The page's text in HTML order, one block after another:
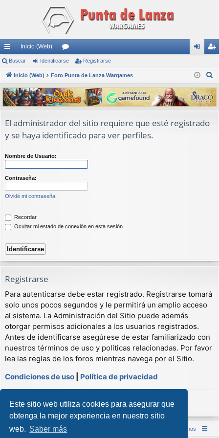
Este sitio web utiliza cookies para asegurar que
obtenga la mejor experiencia en nuestro sitio
web. Saber más
nl
ac
es
rá
pi
do
Inicio (Web)
or
os nti
fic
ar
ist
ra
rs
Buscar Identificarse Registrarse
Inicio (Web) Foro Punta de Lanza Wargames
s
c
El administrador del sitio requiere que esté registrado
y se haya identificado para ver perfiles.
Nombre de Usuario:
Contraseña:
Olvidé mi contraseña
Recordar
Ocultar mi estado de conexión en esta sesión
Registrarse
Para autenticarse debe estar registrado. Registrarse tomará
solo unos pocos segundos y le permitirá un amplio acceso
al sistema. La Administración del Sitio puede además
otorgar permisos adicionales a los usuarios registrados.
Antes de identificarse asegúrese de estar familiarizado con
nuestros términos de uso y políticas relacionadas. Por favor
lea las reglas de los foros mientras navega por el Sitio.
Condiciones de uso
Política de privacidad
Registrarse
Inicio (Web) Foro Punta de Lanza Wargames Contáctenos